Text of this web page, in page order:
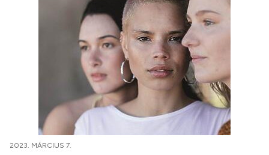
2023. MÁRCIUS 7.